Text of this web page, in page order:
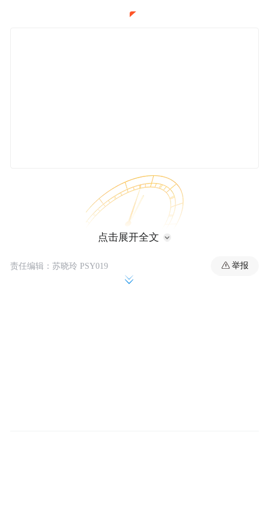
1
点击展开全文
责任编辑：苏晓玲 PSY019 举报